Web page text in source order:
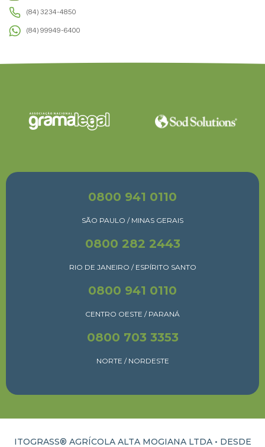
(84) 3234-4850
(84) 99949-6400
0800 941 0110
SÃO PAULO / MINAS GERAIS
0800 282 2443
RIO DE JANEIRO / ESPÍRITO SANTO
0800 941 0110
CENTRO OESTE / PARANÁ
0800 703 3353
NORTE / NORDESTE
ITOGRASS® AGRÍCOLA ALTA MOGIANA LTDA • DESDE